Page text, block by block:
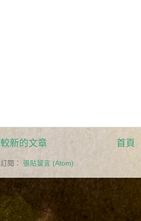
較新的文章 首頁
訂閱： 張貼留言 (Atom)